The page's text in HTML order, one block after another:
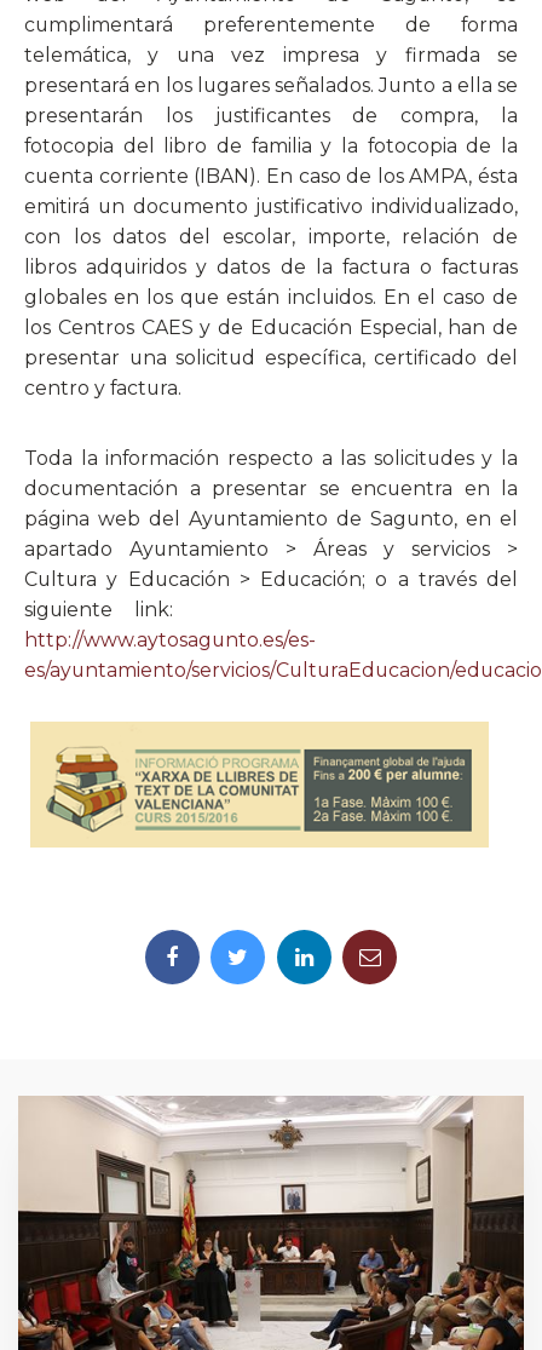
cumplimentará preferentemente de forma
telemática, y una vez impresa y firmada se
presentará en los lugares señalados. Junto a ella se
presentarán los justificantes de compra, la
fotocopia del libro de familia y la fotocopia de la
cuenta corriente (IBAN). En caso de los AMPA, ésta
emitirá un documento justificativo individualizado,
con los datos del escolar, importe, relación de
libros adquiridos y datos de la factura o facturas
globales en los que están incluidos. En el caso de
los Centros CAES y de Educación Especial, han de
presentar una solicitud específica, certificado del
centro y factura.
Toda la información respecto a las solicitudes y la
documentación a presentar se encuentra en la
página web del Ayuntamiento de Sagunto, en el
apartado Ayuntamiento > Áreas y servicios >
Cultura y Educación > Educación; o a través del
siguiente link:
http://www.aytosagunto.es/es-
es/ayuntamiento/servicios/CulturaEducacion/